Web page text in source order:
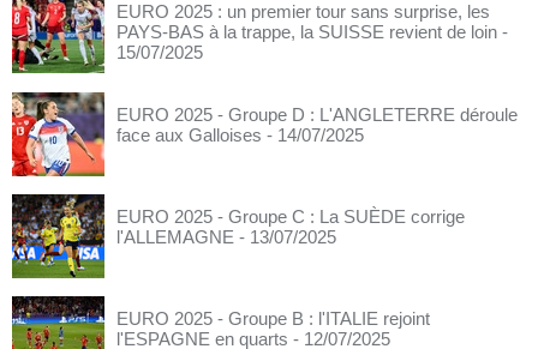
EURO 2025 : un premier tour sans surprise, les
PAYS-BAS à la trappe, la SUISSE revient de loin -
15/07/2025
EURO 2025 - Groupe D : L'ANGLETERRE déroule
face aux Galloises - 14/07/2025
EURO 2025 - Groupe C : La SUÈDE corrige
l'ALLEMAGNE - 13/07/2025
EURO 2025 - Groupe B : l'ITALIE rejoint
l'ESPAGNE en quarts - 12/07/2025